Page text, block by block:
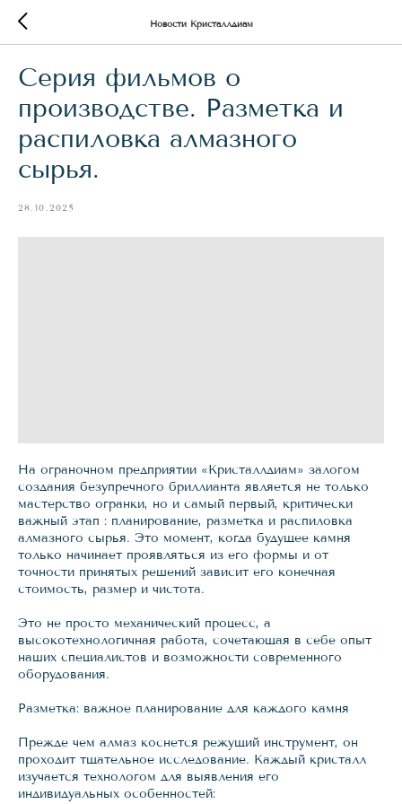
Новости Кристаллдиам
Серия фильмов о
производстве. Разметка и
распиловка алмазного
сырья.
28.10.2025
На ограночном предприятии «Кристаллдиам» залогом
создания безупречного бриллианта является не только
мастерство огранки, но и самый первый, критически
важный этап : планирование, разметка и распиловка
алмазного сырья. Это момент, когда будущее камня
только начинает проявляться из его формы и от
точности принятых решений зависит его конечная
стоимость, размер и чистота.
Это не просто механический процесс, а
высокотехнологичная работа, сочетающая в себе опыт
наших специалистов и возможности современного
оборудования.
Разметка: важное планирование для каждого камня
Прежде чем алмаз коснется режущий инструмент, он
проходит тщательное исследование. Каждый кристалл
изучается технологом для выявления его
индивидуальных особенностей: